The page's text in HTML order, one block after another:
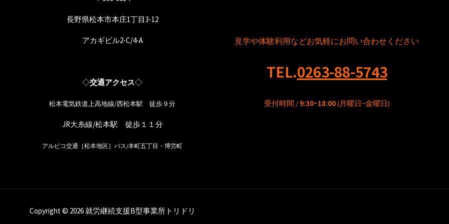
長野県松本市本庄1丁目3-12
アカギビル2-C/4-A
◇交通アクセス◇
松本電気鉄道上高地線/西松本駅 徒歩９分
JR大糸線/松本駅 徒歩１１分
アルピコ交通［松本地区］バス/本町五丁目・博労町
見学や体験利用などお気軽にお問い合わせください
TEL.0263-88-5743
受付時間 / 9:30~18:00(月曜日~金曜日)
Copyright © 2026 就労継続支援B型事業所トリドリ